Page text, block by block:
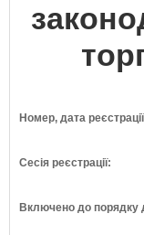
Номер, дата
Сесія реєстрації:
Включено до порядку